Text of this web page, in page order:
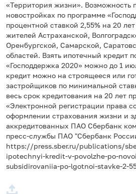
«Территория жизни». Возможность
новостройках по программе
процентной ставкой 2,55% на 20
жителей Астраханской,
Оренбургской, Самарской,
областей. Взять ипотечный кредит
«Господдержка 2020» можно до 1
кредит можно на строящееся или
застройщиков по минимальной
весь срок кредитования на 20 лет
«Электронной регистрации права
оформлении страхования жизни и
аккредитованных ПАО Сбербанк
пресс-службы ПАО "Сбербанк
https://press.sber.ru/publications/
ipotechnyi-kredit-v-povolzhe-po-
subsidirovaniia-po-lgotnoi-stavke-2-